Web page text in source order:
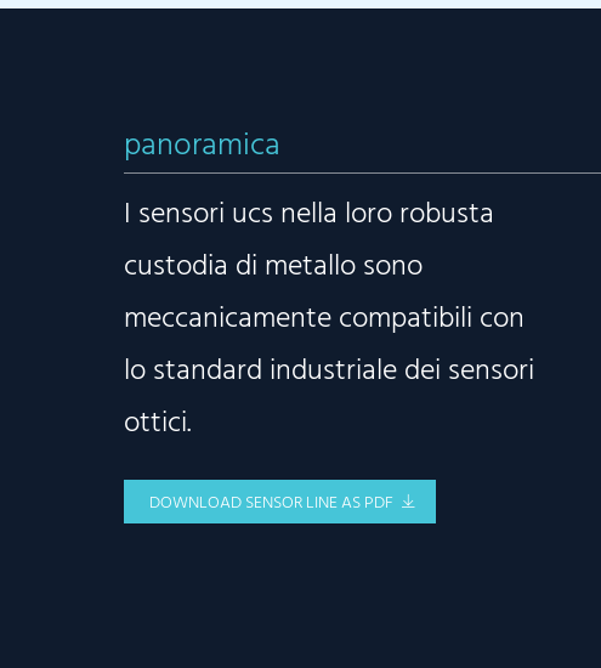
panoramica
I sensori ucs nella loro robusta
custodia di metallo sono
meccanicamente compatibili con
lo standard industriale dei sensori
ottici.
DOWNLOAD SENSOR LINE AS PDF